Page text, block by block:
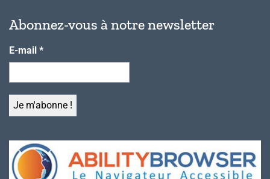
Abonnez-vous à notre newsletter
E-mail *